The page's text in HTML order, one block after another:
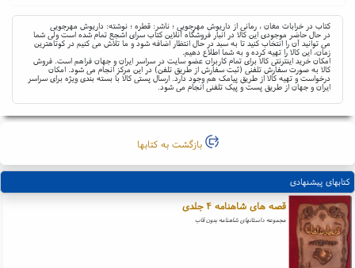
کتاب در خرابات مغان ، رمانی از داریوش مهرجویی ؛ ناشر: قطره ؛ نوشته: داریوش مهرجویی
در حال حاضر موجودی این کالا در انبار فروشگاه آنلاین کتاب سرای اشجع تمام شده است ولی شما
می توانید آن را انتخاب کنید تا به سبد در حال انتظار اضافه شود و ما تلاش می کنیم در کوتاهترین
زمان، این کالا را تهیه کرده و به شما اطلاع دهیم.
امکان خرید اینترنتی کالا برای تمام کاربران عضو سایت در سراسر ایران و جهان فراهم است. فروش
کالا به صورت سفارش تلفنی (ثبت سفارش از طریق تلفن) در این مرکز انجام می شود. امکان
درخواست و تهیه کالا از طریق پیامک هم وجود دارد. ارسال پستی کالا با بسته بندی ویژه برای سراسر
ایران و جهان از طریق پست و پیک تلفنی انجام می شود.
بازگشت به کتابها
کتابهای پیشنهادی
قصه های شاهنامه ۴ جلدی
مجموعه داستانهای شاهنامه بدون قاب